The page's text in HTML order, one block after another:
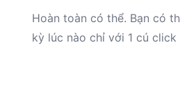
Hoàn toàn có thể. Bạn có
kỳ lúc nào chỉ với 1 cú